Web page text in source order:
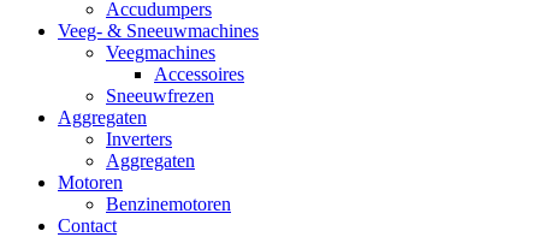
Accudumpers
Veeg- & Sneeuwmachines
Veegmachines
Accessoires
Sneeuwfrezen
Aggregaten
Inverters
Aggregaten
Motoren
Benzinemotoren
Contact